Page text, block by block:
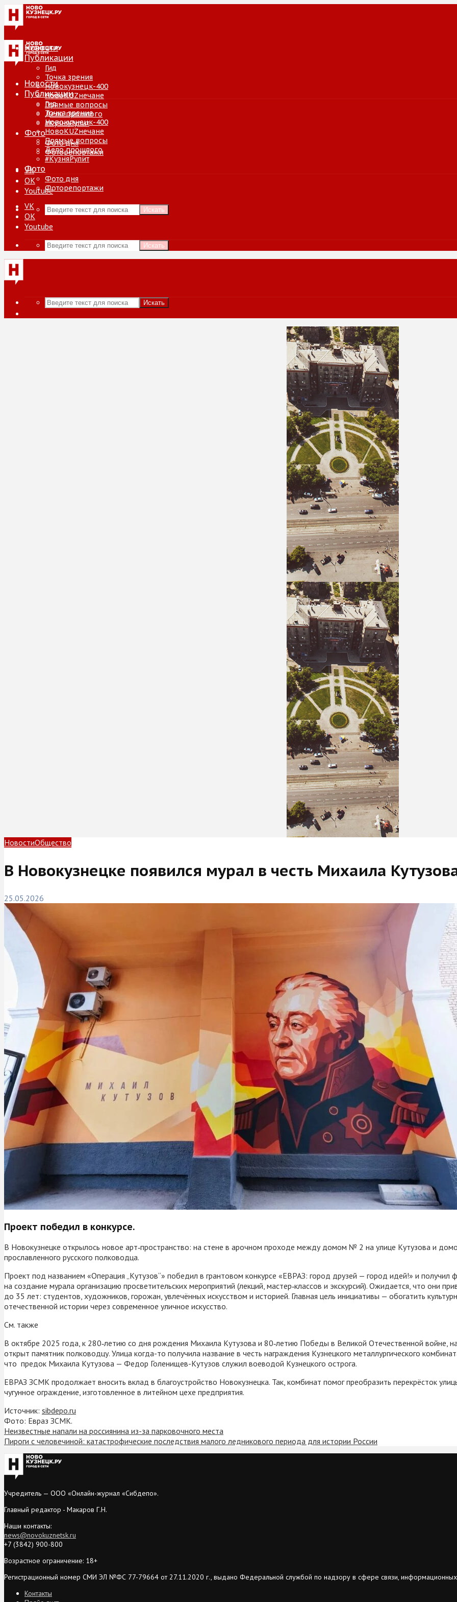
Новости
Публикации
Гид
Точка зрения
Новокузнецк-400
НовоKUZнечане
Прямые вопросы
Дело прошлого
#КузняРулит
Фото
Фото дня
Фоторепортажи
VK
ОК
Youtube
Искать
Новости
Публикации
Гид
Точка зрения
Новокузнецк-400
НовоKUZнечане
Прямые вопросы
Дело прошлого
#КузняРулит
Фото
Фото дня
Фоторепортажи
VK
ОК
Youtube
Искать
Искать
НовостиОбщество
В Новокузнецке появился мурал в честь Михаила
25.05.2026
Проект победил в конкурсе.
В Новокузнецке открылось новое арт‑пространство: на стене в арочном проходе между домом № 2 на улице Кутузова и
прославленного русского полководца.
Проект под названием «Операция „Кутузов“» победил в грантовом конкурсе «ЕВРАЗ: город друзей — город идей!» и
на создание мурала организацию просветительских мероприятий (лекций, мастер‑классов и экскурсий). Ожидается, что они
до 35 лет: студентов, художников, горожан, увлечённых искусством и историей. Главная цель инициативы — обогатить
отечественной истории через современное уличное искусство.
См. также
В октябре 2025 года, к 280‑летию со дня рождения Михаила Кутузова и 80‑летию Победы в Великой Отечественной войне,
открыт памятник полководцу. Улица когда-то получила название в честь награждения Кузнецкого металлургического
что предок Михаила Кутузова — Федор Голенищев-Кутузов служил воеводой Кузнецкого острога.
ЕВРАЗ ЗСМК продолжает вносить вклад в благоустройство Новокузнецка. Так, комбинат помог преобразить перекрёсток
чугунное ограждение, изготовленное в литейном цехе предприятия.
Источник: sibdepo.ru
Фото: Евраз ЗСМК.
Неизвестные напали на россиянина из-за парковочного места
Пироги с человечиной: катастрофические последствия малого ледникового периода для истории России
Учредитель — ООО «Онлайн-журнал «Сибдепо».
Главный редактор - Макаров Г.Н.
Наши контакты:
news@novokuznetsk.ru
+7 (3842) 900-800
Возрастное ограничение: 18+
Регистрационный номер СМИ ЭЛ №ФС 77-79664 от 27.11.2020 г., выдано Федеральной службой по надзору в сфере связи, информационных
Контакты